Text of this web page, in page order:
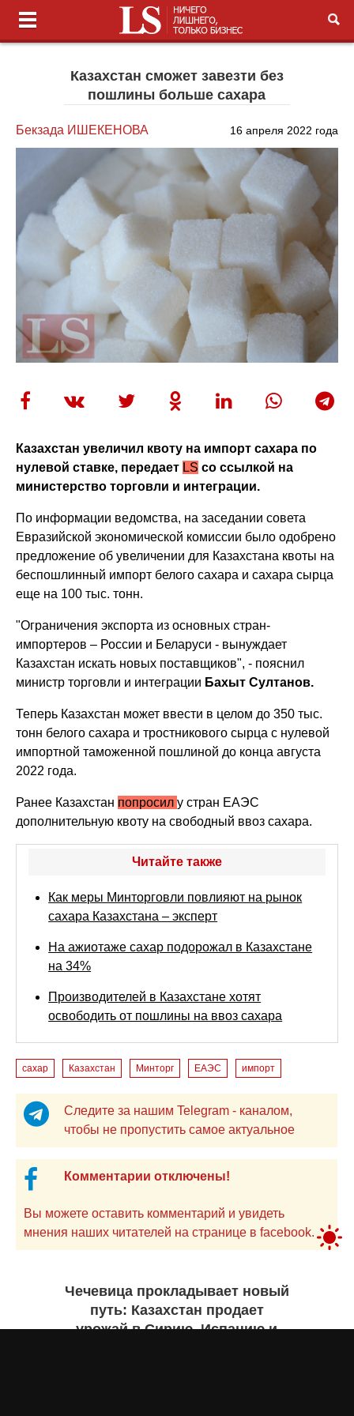
Казахстан сможет завезти без
пошлины больше сахара
Бекзада ИШЕКЕНОВА 16 апреля 2022 года
Казахстан увеличил квоту на импорт сахара по
нулевой ставке, передает LS со ссылкой на
министерство торговли и интеграции.
По информации ведомства, на заседании совета
Евразийской экономической комиссии было одобрено
предложение об увеличении для Казахстана квоты на
беспошлинный импорт белого сахара и сахара сырца
еще на 100 тыс. тонн.
"Ограничения экспорта из основных стран-
импортеров – России и Беларуси - вынуждает
Казахстан искать новых поставщиков", - пояснил
министр торговли и интеграции Бахыт Султанов.
Теперь Казахстан может ввести в целом до 350 тыс.
тонн белого сахара и тростникового сырца с нулевой
импортной таможенной пошлиной до конца августа
2022 года.
Ранее Казахстан попросилу стран ЕАЭС
дополнительную квоту на свободный ввоз сахара.
Читайте также
Как меры Минторговли повлияют на рынок
сахара Казахстана – эксперт
На ажиотаже сахар подорожал в Казахстане
на 34%
Производителей в Казахстане хотят
освободить от пошлины на ввоз сахара
сахар Казахстан Минторг ЕАЭС импорт
Следите за нашим Telegram - каналом,
чтобы не пропустить самое актуальное
Комментарии отключены!
Вы можете оставить комментарий и увидеть
мнения наших читателей на странице в facebook.
Чечевица прокладывает новый
путь: Казахстан продает
урожай в Сирию, Испанию и